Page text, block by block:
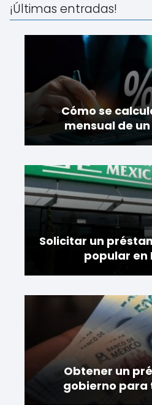
¡Últimas entradas!
Cómo se
mensual de
Solicitar un
popular en
Obtener un
gobierno para